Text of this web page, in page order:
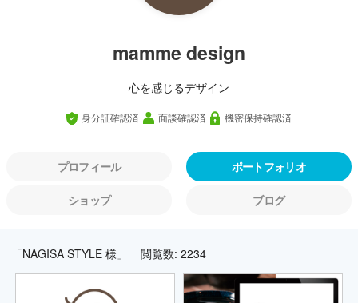
mamme design
心を感じるデザイン
身分証確認済 面談確認済 機密保持確認済
プロフィール ポートフォリオ
ショップ ブログ
「NAGISA STYLE 様」 閲覧数: 2234